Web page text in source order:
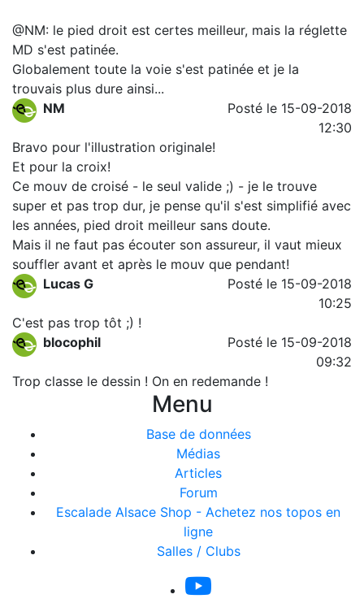
@NM: le pied droit est certes meilleur, mais la réglette
MD s'est patinée.
Globalement toute la voie s'est patinée et je la
trouvais plus dure ainsi...
NM
Posté le 15-09-2018
12:30
Bravo pour l'illustration originale!
Et pour la croix!
Ce mouv de croisé - le seul valide ;) - je le trouve
super et pas trop dur, je pense qu'il s'est simplifié avec
les années, pied droit meilleur sans doute.
Mais il ne faut pas écouter son assureur, il vaut mieux
souffler avant et après le mouv que pendant!
Lucas G
Posté le 15-09-2018
10:25
C'est pas trop tôt ;) !
blocophil
Posté le 15-09-2018
09:32
Trop classe le dessin ! On en redemande !
Menu
Base de données
Médias
Articles
Forum
Escalade Alsace Shop - Achetez nos topos en
ligne
Salles / Clubs